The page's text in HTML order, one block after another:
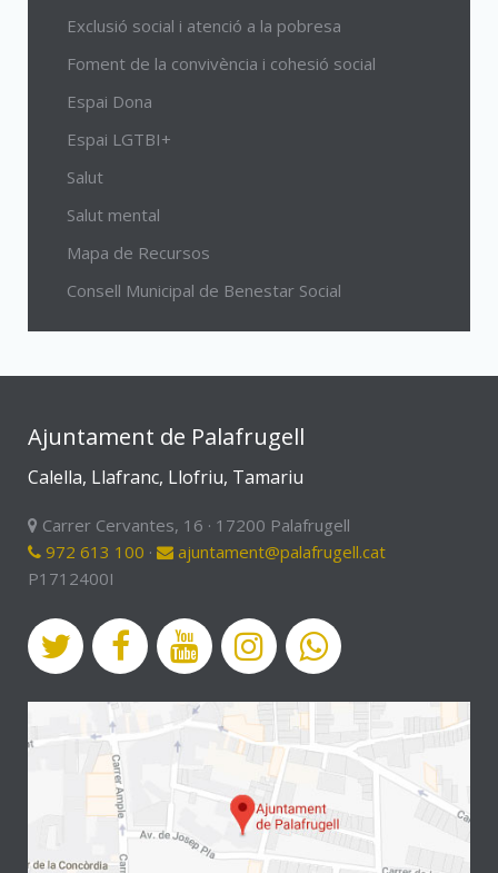
Exclusió social i atenció a la pobresa
Foment de la convivència i cohesió social
Espai Dona
Espai LGTBI+
Salut
Salut mental
Mapa de Recursos
Consell Municipal de Benestar Social
Ajuntament de Palafrugell
Calella, Llafranc, Llofriu, Tamariu
Carrer Cervantes, 16 · 17200 Palafrugell
972 613 100 ·
ajuntament@palafrugell.cat
P1712400I